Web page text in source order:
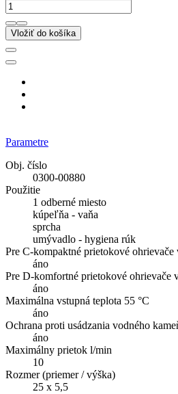
Vložiť do košíka
Parametre
Obj. číslo
0300-00880
Použitie
1 odberné miesto
kúpeľňa - vaňa
sprcha
umývadlo - hygiena rúk
Pre C-kompaktné prietokové ohrievače
áno
Pre D-komfortné prietokové ohrievače
áno
Maximálna vstupná teplota 55 °C
áno
Ochrana proti usádzania vodného
áno
Maximálny prietok l/min
10
Rozmer (priemer / výška)
25 x 5,5